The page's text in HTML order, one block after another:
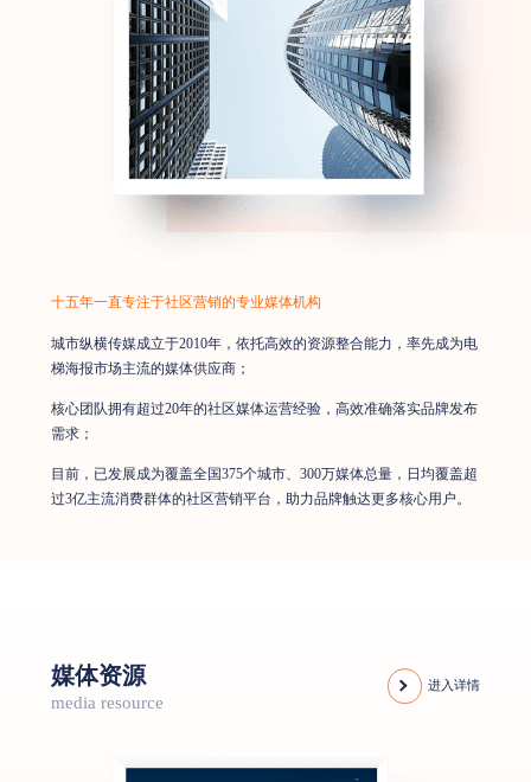
十五年一直专注于社区营销的专业媒体机构
城市纵横传媒成立于2010年，依托高效的资源整合能力，率先成为电
梯海报市场主流的媒体供应商；
核心团队拥有超过20年的社区媒体运营经验，高效准确落实品牌发布
需求；
目前，已发展成为覆盖全国375个城市、300万媒体总量，日均覆盖超
过3亿主流消费群体的社区营销平台，助力品牌触达更多核心用户。
媒体资源
media resource
进入详情